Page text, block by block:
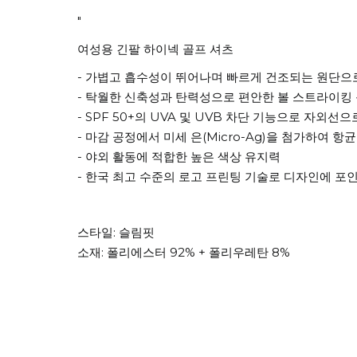
"
여성용 긴팔 하이넥 골프 셔츠
- 가볍고 흡수성이 뛰어나며 빠르게 건조되는 원단으
- 탁월한 신축성과 탄력성으로 편안한 볼 스트라이킹
- SPF 50+의 UVA 및 UVB 차단 기능으로 자외선으
- 마감 공정에서 미세 은(Micro-Ag)을 첨가하여 항
- 야외 활동에 적합한 높은 색상 유지력
- 한국 최고 수준의 로고 프린팅 기술로 디자인에 포
스타일: 슬림핏
소재: 폴리에스터 92% + 폴리우레탄 8%